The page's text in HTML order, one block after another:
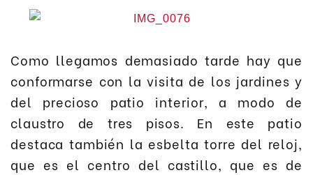
Como llegamos demasiado tarde hay que
conformarse con la visita de los jardines y
del precioso patio interior, a modo de
claustro de tres pisos. En este patio
destaca también la esbelta torre del reloj,
que es el centro del castillo, que es de